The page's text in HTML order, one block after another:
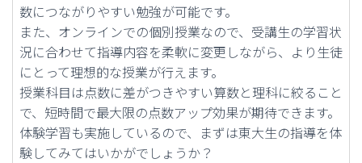
数につながりやすい勉強が可能です。
また、オンラインでの個別授業なので、受講生の学習状
況に合わせて指導内容を柔軟に変更しながら、より生徒
にとって理想的な授業が行えます。
授業科目は点数に差がつきやすい算数と理科に絞ること
で、短時間で最大限の点数アップ効果が期待できます。
体験学習も実施しているので、まずは東大生の指導を体
験してみてはいかがでしょうか？